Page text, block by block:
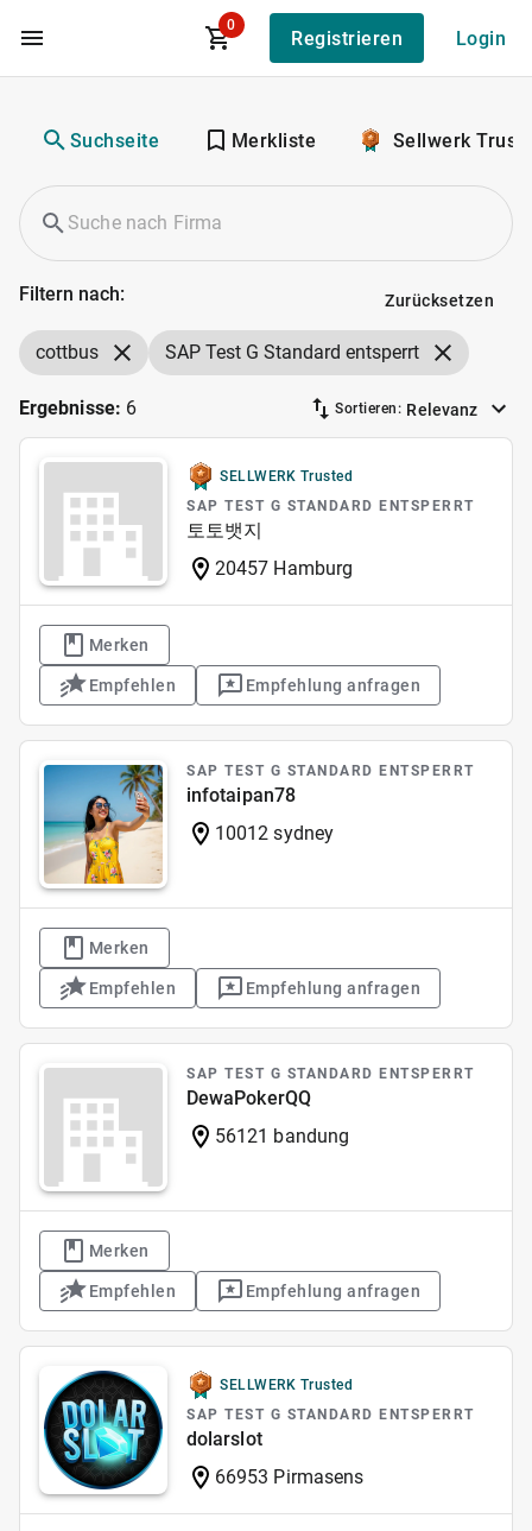
Zum Hauptinhalt
0
Registrieren Login
Suchseite Merkliste Sellwerk
Filtern nach: Zurücksetzen
cottbus SAP Test G Standard entsperrt
Ergebnisse: 6 Sortieren: Relevanz
SELLWERK Trusted
SAP TEST G STANDARD ENTSPERRT
토토뱃지
20457 Hamburg
Merken
Empfehlen Empfehlung anfragen
SAP TEST G STANDARD ENTSPERRT
infotaipan78
10012 sydney
Merken
Empfehlen Empfehlung anfragen
SAP TEST G STANDARD ENTSPERRT
DewaPokerQQ
56121 bandung
Merken
Empfehlen Empfehlung anfragen
SELLWERK Trusted
SAP TEST G STANDARD ENTSPERRT
dolarslot
66953 Pirmasens